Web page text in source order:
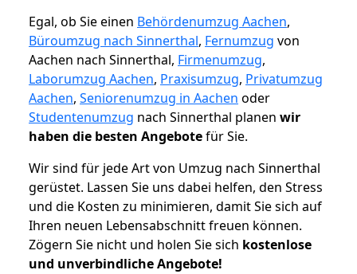
Egal, ob Sie einen Behördenumzug Aachen,
Büroumzug nach Sinnerthal, Fernumzug von
Aachen nach Sinnerthal, Firmenumzug,
Laborumzug Aachen, Praxisumzug, Privatumzug
Aachen, Seniorenumzug in Aachen oder
Studentenumzug nach Sinnerthal planen wir
haben die besten Angebotefür Sie.
Wir sind für jede Art von Umzug nach Sinnerthal
gerüstet. Lassen Sie uns dabei helfen, den Stress
und die Kosten zu minimieren, damit Sie sich auf
Ihren neuen Lebensabschnitt freuen können.
Zögern Sie nicht und holen Sie sich kostenlose
und unverbindliche Angebote!